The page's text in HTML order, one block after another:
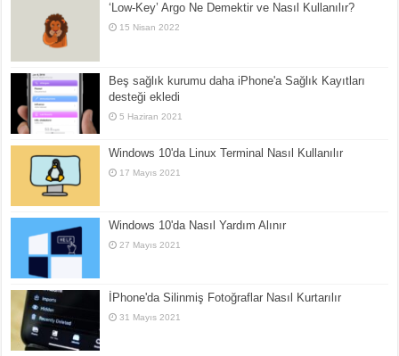
‘Low-Key’ Argo Ne Demektir ve Nasıl Kullanılır?
15 Nisan 2022
Beş sağlık kurumu daha iPhone'a Sağlık Kayıtları
desteği ekledi
5 Haziran 2021
Windows 10'da Linux Terminal Nasıl Kullanılır
17 Mayıs 2021
Windows 10'da Nasıl Yardım Alınır
27 Mayıs 2021
İPhone'da Silinmiş Fotoğraflar Nasıl Kurtarılır
31 Mayıs 2021